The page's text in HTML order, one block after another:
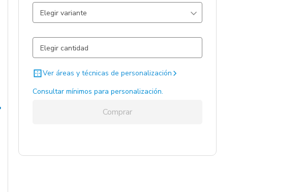
Elegir variante
Blanco / Blanco / Papel 5559 un.
Negro / Negro / Papel 4355 un.
Ver áreas y técnicas de personalización
Consultar mínimos para personalización.
Comprar